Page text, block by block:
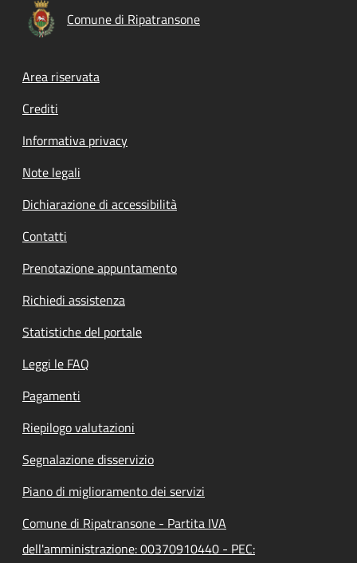
Comune di Ripatransone
Footer menu
Area riservata
Crediti
Informativa privacy
Note legali
Dichiarazione di accessibilità
Contatti
Prenotazione appuntamento
Richiedi assistenza
Statistiche del portale
Leggi le FAQ
Pagamenti
Riepilogo valutazioni
Segnalazione disservizio
Piano di miglioramento dei servizi
Comune di Ripatransone - Partita IVA
dell'amministrazione: 00370910440 - PEC: